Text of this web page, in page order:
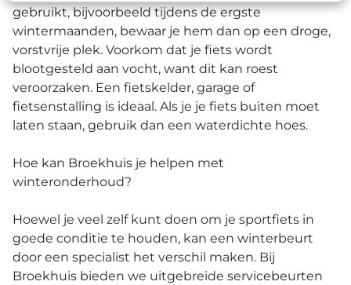
gebruikt, bijvoorbeeld tijdens de ergste
wintermaanden, bewaar je hem dan op een droge,
vorstvrije plek. Voorkom dat je fiets wordt
blootgesteld aan vocht, want dit kan roest
veroorzaken. Een fietskelder, garage of
fietsenstalling is ideaal. Als je je fiets buiten moet
laten staan, gebruik dan een waterdichte hoes.
Hoe kan Broekhuis je helpen met
winteronderhoud?
Hoewel je veel zelf kunt doen om je sportfiets in
goede conditie te houden, kan een winterbeurt
door een specialist het verschil maken. Bij
Broekhuis bieden we uitgebreide servicebeurten